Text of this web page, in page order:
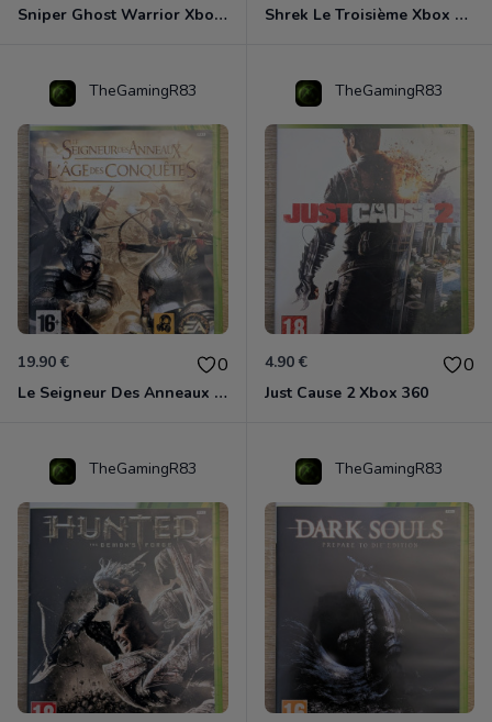
Sniper Ghost Warrior Xbox 360 Shrek Le Troisième Xbox 360
TheGamingR83
19.90 € 0
Le Seigneur Des Anneaux - L'âge Des Conquêtes Xbox 360
TheGamingR83
4.90 € 0
Just Cause 2 Xbox 360
TheGamingR83 TheGamingR83